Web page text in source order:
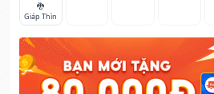
🐉
Giáp Thìn